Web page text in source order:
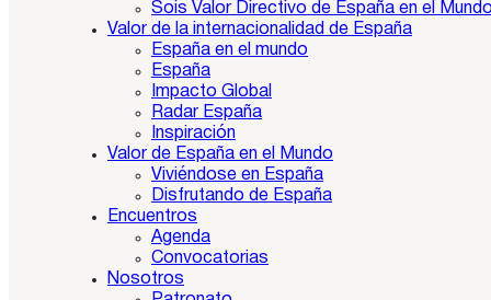
Sois Valor Directivo de España en el
Valor de la internacionalidad de España
España en el mundo
España
Impacto Global
Radar España
Inspiración
Valor de España en el Mundo
Viviéndose en España
Disfrutando de España
Encuentros
Agenda
Convocatorias
Nosotros